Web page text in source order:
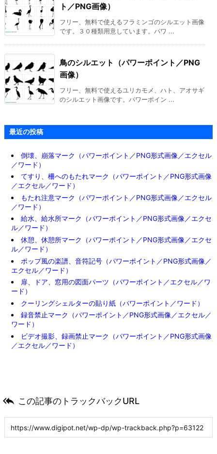
ト／PNG画像）
フリー、無料で使えるフラミンゴのシルエット画像
です。３０種類用意しています。パワ ...
鳥のシルエット（パワーポイント／PNG
画像）
フリー、無料で使えるユリカモメ、ハト、アオサギ
のシルエット画像です。パワーポイン ...
最近の投稿
倒壊、崩落マーク（パワーポイント／PNG形式画像／エクセル
／ワード）
てすり、柵へのもたれマーク（パワーポイント／PNG形式画像
／エクセル／ワード）
もたれ注意マーク（パワーポイント／PNG形式画像／エクセル
／ワード）
給水、給水所マーク（パワーポイント／PNG形式画像／エクセ
ル／ワード）
休憩、休憩所マーク（パワーポイント／PNG形式画像／エクセ
ル／ワード）
ポップ風の楽譜、音符記号（パワーポイント／PNG形式画像／
エクセル／ワード）
扉、ドア、窓用の図面パーツ（パワーポイント／エクセル／ワ
ード）
クーリングシェルターの貼り紙（パワーポイント／ワード）
録音禁止マーク（パワーポイント／PNG形式画像／エクセル／
ワード）
ビデオ撮影、録画禁止マーク（パワーポイント／PNG形式画像
／エクセル／ワード）
 この記事のトラックバックURL